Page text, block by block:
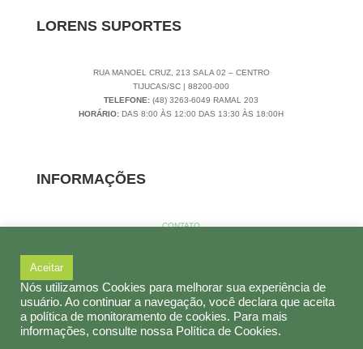
LORENS SUPORTES
RUA MANOEL CRUZ, 213 SALA 02 – CENTRO
TIJUCAS/SC | 88200-000
TELEFONE: (48) 3263-6049 RAMAL 203
HORÁRIO: DAS 8:00 ÀS 12:00 DAS 13:30 ÀS 18:00H
INFORMAÇÕES
CONTATO
LORENS ARTEFATOS PLÁSTICOS 14.794.971/0001-65 | 2019 | POWERED
BYCRONIC
Aceitar
Nós utilizamos Cookies para melhorar sua experiência de
usuário. Ao continuar a navegação, você declara que aceita
a política de monitoramento de cookies. Para mais
informações, consulte nossa Política de Cookies.